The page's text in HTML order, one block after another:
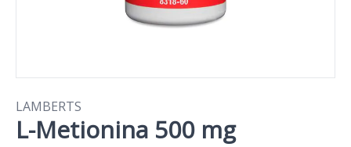
LAMBERTS
L-Metionina 500 mg